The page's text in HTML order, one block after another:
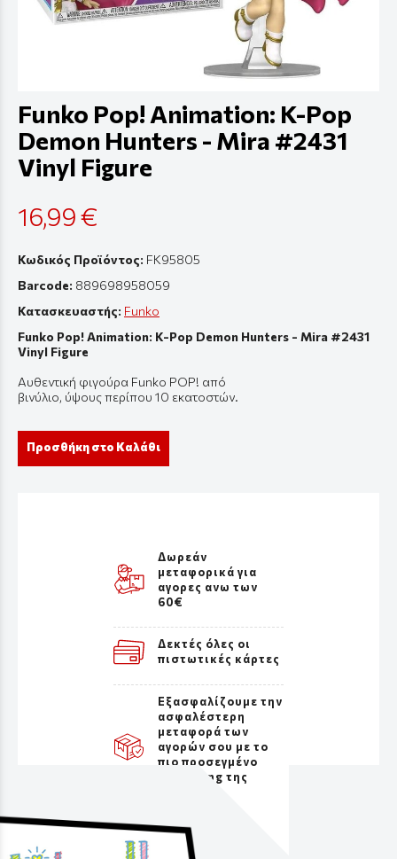
Funko Pop! Animation: K-Pop
Demon Hunters - Mira #2431
Vinyl Figure
16,99 €
Κωδικός Προϊόντος: FK95805
Barcode: 889698958059
Κατασκευαστής: Funko
Funko Pop! Animation: K-Pop Demon Hunters - Mira #2431
Vinyl Figure
Αυθεντική φιγούρα Funko POP! από
βινύλιο, ύψουςπερίπου 10 εκατοστών.
Προσθήκη στο Καλάθι
Δωρεάν
μεταφορικά για
αγορες ανω των
60€
Δεκτές όλες οι
πιστωτικές κάρτες
Εξασφαλίζουμε την
ασφαλέστερη
μεταφορά των
αγορών σου με το
πιο προσεγμένο
packaging της